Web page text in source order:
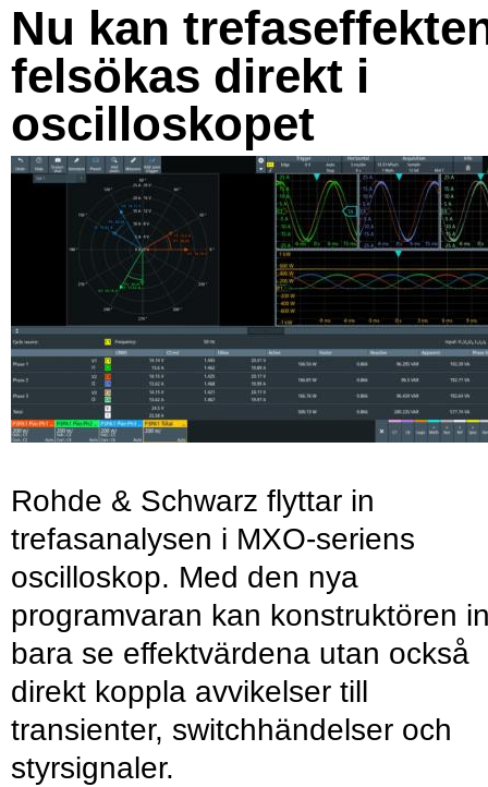
Nu kan
felsökas direkt i
oscilloskopet
Rohde & Schwarz flyttar in
trefasanalysen i MXO-seriens
oscilloskop. Med den nya
programvaran kan konstruktören
bara se effektvärdena utan också
direkt koppla avvikelser till
transienter, switchhändelser och
styrsignaler.